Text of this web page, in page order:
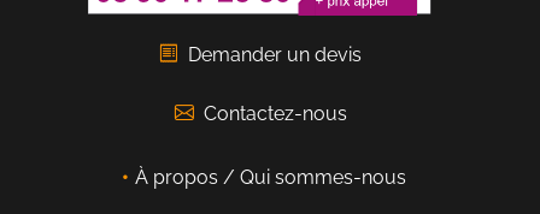
Demander un devis
Contactez-nous
À propos / Qui sommes-nous